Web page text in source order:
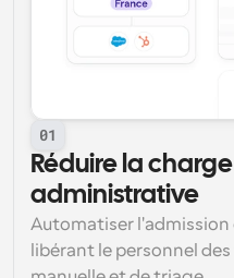
01
Réduire la
administrative
Automatiser
libérant le personnel